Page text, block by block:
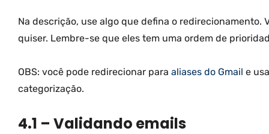
Na descrição, use algo que defina o redirecionamento.
quiser. Lembre-se que eles tem uma ordem de
OBS: você pode redirecionar para aliases do Gmail e
categorização.
4.1 – Validando emails